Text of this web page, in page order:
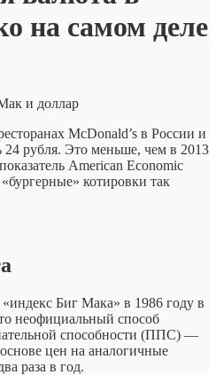
самом
на самом деле
McDonald’s в России и
рубля. Это меньше, чем в 2013
American Economic
котировки так
Биг Мака» в 1986 году в
неофициальный способ
способности (ППС) —
цен на аналогичные
раза в год.